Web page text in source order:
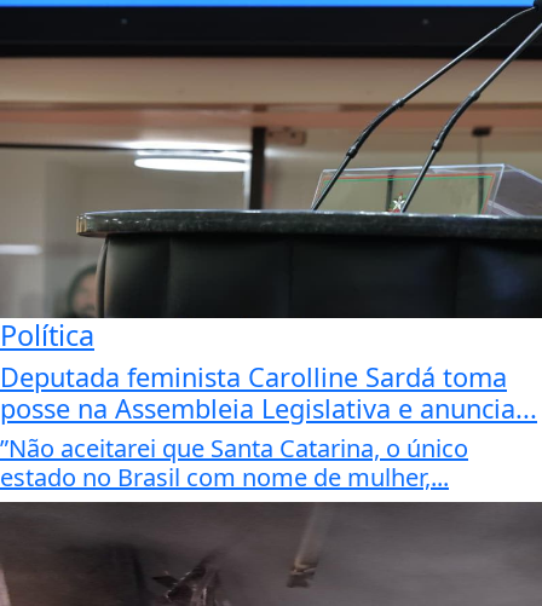
Política
Deputada feminista Carolline Sardá toma
posse na Assembleia Legislativa e anuncia...
”Não aceitarei que Santa Catarina, o único
estado no Brasil com nome de mulher,...